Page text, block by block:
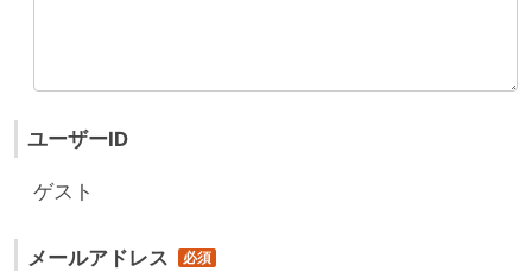
ユーザーID
ゲスト
メールアドレス